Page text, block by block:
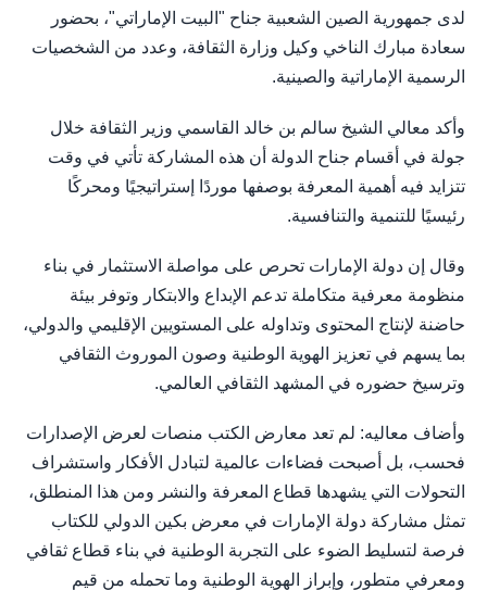
لدى جمهورية الصين الشعبية جناح "البيت الإماراتي"، بحضور
سعادة مبارك الناخي وكيل وزارة الثقافة، وعدد من الشخصيات
الرسمية الإماراتية والصينية.
وأكد معالي الشيخ سالم بن خالد القاسمي وزير الثقافة خلال
جولة في أقسام جناح الدولة أن هذه المشاركة تأتي في وقت
تتزايد فيه أهمية المعرفة بوصفها موردًا إستراتيجيًا ومحركًا
رئيسيًا للتنمية والتنافسية.
وقال إن دولة الإمارات تحرص على مواصلة الاستثمار في بناء
منظومة معرفية متكاملة تدعم الإبداع والابتكار وتوفر بيئة
حاضنة لإنتاج المحتوى وتداوله على المستويين الإقليمي والدولي،
بما يسهم في تعزيز الهوية الوطنية وصون الموروث الثقافي
وترسيخ حضوره في المشهد الثقافي العالمي.
وأضاف معاليه: لم تعد معارض الكتب منصات لعرض الإصدارات
فحسب، بل أصبحت فضاءات عالمية لتبادل الأفكار واستشراف
التحولات التي يشهدها قطاع المعرفة والنشر ومن هذا المنطلق،
تمثل مشاركة دولة الإمارات في معرض بكين الدولي للكتاب
فرصة لتسليط الضوء على التجربة الوطنية في بناء قطاع ثقافي
ومعرفي متطور، وإبراز الهوية الوطنية وما تحمله من قيم